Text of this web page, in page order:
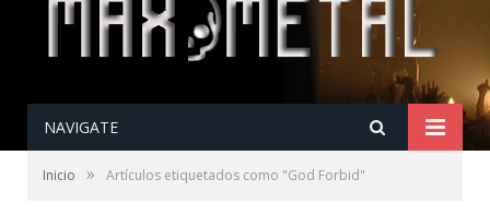
NAVIGATE
Inicio » Artículos etiquetados como "God Forbid"